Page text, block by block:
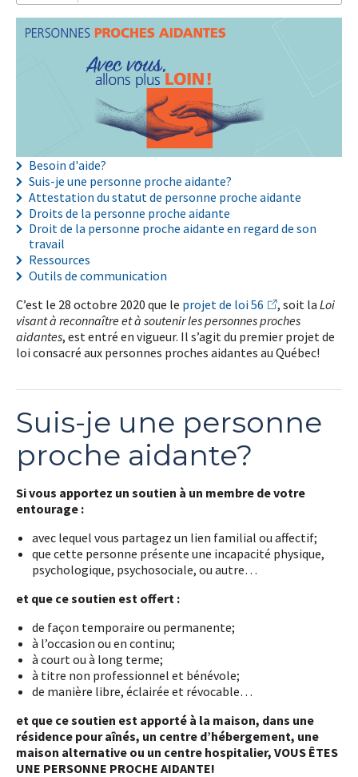
Besoin d'aide?
Suis-je une personne proche aidante?
Attestation du statut de personne proche aidante
Droits de la personne proche aidante
Droit de la personne proche aidante en regard de son
travail
Ressources
Outils de communication
C’est le 28 octobre 2020 que le projet de loi 56 , soit la Loi
visant à reconnaître et à soutenir les personnes proches
aidantes, est entré en vigueur. Il s’agit du premier projet de
loi consacré aux personnes proches aidantes au Québec!
Suis-je une personne
proche aidante?
Si vous apportez un soutien à un membre de votre
entourage :
avec lequel vous partagez un lien familial ou affectif;
que cette personne présente une incapacité physique,
psychologique, psychosociale, ou autre…
et que ce soutien est offert :
de façon temporaire ou permanente;
à l’occasion ou en continu;
à court ou à long terme;
à titre non professionnel et bénévole;
de manière libre, éclairée et révocable…
et que ce soutien est apporté à la maison, dans une
résidence pour aînés, un centre d’hébergement, une
maison alternative ou un centre hospitalier, VOUS ÊTES
UNE PERSONNE PROCHE AIDANTE!
m'abonne!